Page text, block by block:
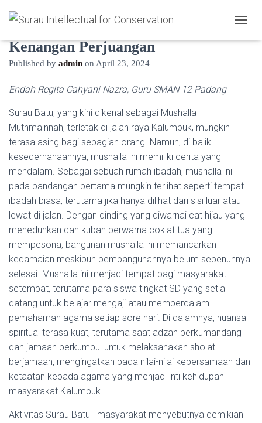
O
O
Surau Batu di Kalumbuk: Tersimpan
Kenangan Perjuangan
Published by admin on April 23, 2024
Endah Regita Cahyani Nazra, Guru SMAN 12 Padang
Surau Batu, yang kini dikenal sebagai Mushalla
Muthmainnah, terletak di jalan raya Kalumbuk, mungkin
terasa asing bagi sebagian orang. Namun, di balik
kesederhanaannya, mushalla ini memiliki cerita yang
mendalam. Sebagai sebuah rumah ibadah, mushalla ini
pada pandangan pertama mungkin terlihat seperti tempat
ibadah biasa, terutama jika hanya dilihat dari sisi luar atau
lewat di jalan. Dengan dinding yang diwarnai cat hijau yang
meneduhkan dan kubah berwarna coklat tua yang
mempesona, bangunan mushalla ini memancarkan
kedamaian meskipun pembangunannya belum sepenuhnya
selesai. Mushalla ini menjadi tempat bagi masyarakat
setempat, terutama para siswa tingkat SD yang setia
datang untuk belajar mengaji atau memperdalam
pemahaman agama setiap sore hari. Di dalamnya, nuansa
spiritual terasa kuat, terutama saat adzan berkumandang
dan jamaah berkumpul untuk melaksanakan sholat
berjamaah, mengingatkan pada nilai-nilai kebersamaan dan
ketaatan kepada agama yang menjadi inti kehidupan
masyarakat Kalumbuk.
Aktivitas Surau Batu—masyarakat menyebutnya demikian—